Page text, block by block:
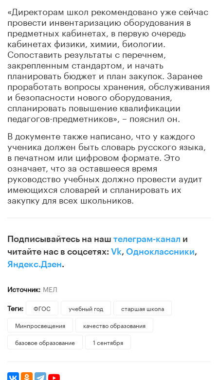
«Директорам школ рекомендовано уже сейчас
провести инвентаризацию оборудования в
предметных кабинетах, в первую очередь
кабинетах физики, химии, биологии.
Сопоставить результаты с перечнем,
закрепленным стандартом, и начать
планировать бюджет и план закупок. Заранее
проработать вопросы хранения, обслуживания
и безопасности нового оборудования,
спланировать повышение квалификации
педагогов-предметников», – пояснил он.
В документе также написано, что у каждого
ученика должен быть словарь русского языка,
в печатном или цифровом формате. Это
означает, что за оставшееся время
руководство учебных должно провести аудит
имеющихся словарей и спланировать их
закупку для всех школьников.
Подписывайтесь на наш телеграм-канал и
читайте нас в соцсетях: Vk, Одноклассники,
Яндекс.Дзен.
Источник: МЕЛ
Теги:
ФГОС учебный год
старшая школа
Минпросвещения
качество образования
базовое образование
1 сентября